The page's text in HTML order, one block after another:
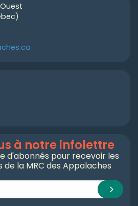
à notre infolettre
d'abonnés pour recevoir les
la MRC des Appalaches